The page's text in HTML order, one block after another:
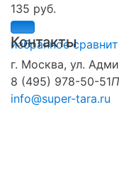
избранное
135 руб.
Контакты
г. Москва, ул.
8 (495) 978-50-51
info@super-tara.ru